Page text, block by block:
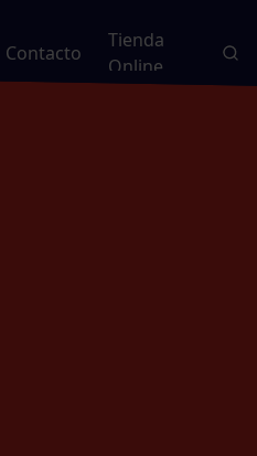
Contacto
Tienda
Online